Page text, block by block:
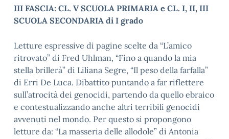
III FASCIA: CL. V SCUOLA PRIMARIA e CL. I, II, III
SCUOLA SECONDARIA di I grado
Letture espressive di pagine scelte da “L’amico
ritrovato” di Fred Uhlman, “Fino a quando la mia
stella brillerà” di Liliana Segre, “Il peso della farfalla”
di Erri De Luca. Dibattito puntando a far riflettere
sull’atrocità dei genocidi, partendo da quello ebraico
e contestualizzando anche altri terribili genocidi
avvenuti nel mondo. Per questo si propongono
letture da: “La masseria delle allodole” di Antonia